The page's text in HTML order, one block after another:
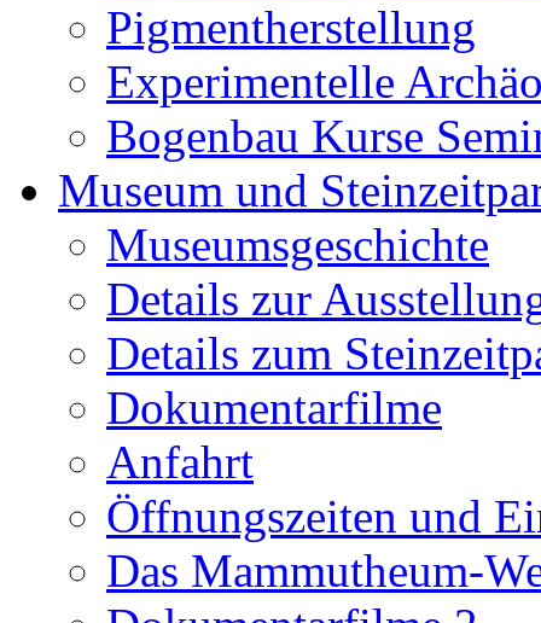
Pigmentherstellung
Experimentelle
Bogenbau Kurse
Museum und
Museumsgeschichte
Details zur
Details zum
Dokumentarfilme
Anfahrt
Öffnungszeiten und
Das Mammutheum-